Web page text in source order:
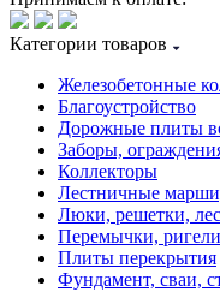
Категории товаров
Железобетонные
Благоустройство
Дорожные плиты
Заборы,
Коллекторы
Лестничные
Люки, решетки,
Перемычки,
Плиты перекрытия
Фундамент, сваи,